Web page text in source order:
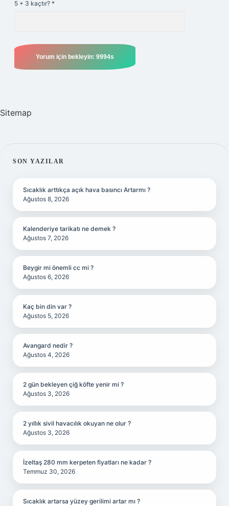
5 + 3 kaçtır? *
Sitemap
SIDEBAR
SON YAZILAR
Sıcaklık arttıkça açık hava basıncı Artarmı ?
Ağustos 8, 2026
Kalenderiye tarikatı ne demek ?
Ağustos 7, 2026
Beygir mi önemli cc mi ?
Ağustos 6, 2026
Kaç bin din var ?
Ağustos 5, 2026
Avangard nedir ?
Ağustos 4, 2026
2 gün bekleyen çiğ köfte yenir mi ?
Ağustos 3, 2026
2 yıllık sivil havacılık okuyan ne olur ?
Ağustos 3, 2026
İzeltaş 280 mm kerpeten fiyatları ne kadar ?
Temmuz 30, 2026
Sıcaklık artarsa yüzey gerilimi artar mı ?